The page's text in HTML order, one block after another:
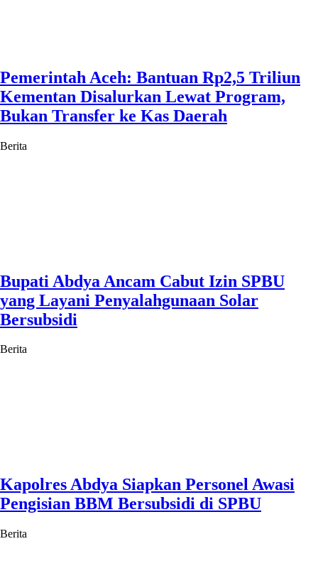
Pemerintah Aceh: Bantuan Rp2,5 Triliun
Kementan Disalurkan Lewat Program,
Bukan Transfer ke Kas Daerah
Berita
Bupati Abdya Ancam Cabut Izin SPBU
yang Layani Penyalahgunaan Solar
Bersubsidi
Berita
Kapolres Abdya Siapkan Personel Awasi
Pengisian BBM Bersubsidi di SPBU
Berita